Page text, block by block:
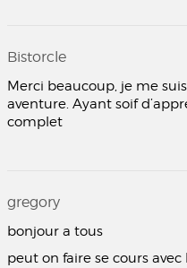
Bistorcle
Merci beaucoup, je me
aventure. Ayant soif
complet
gregory
bonjour a tous
peut on faire se cours avec